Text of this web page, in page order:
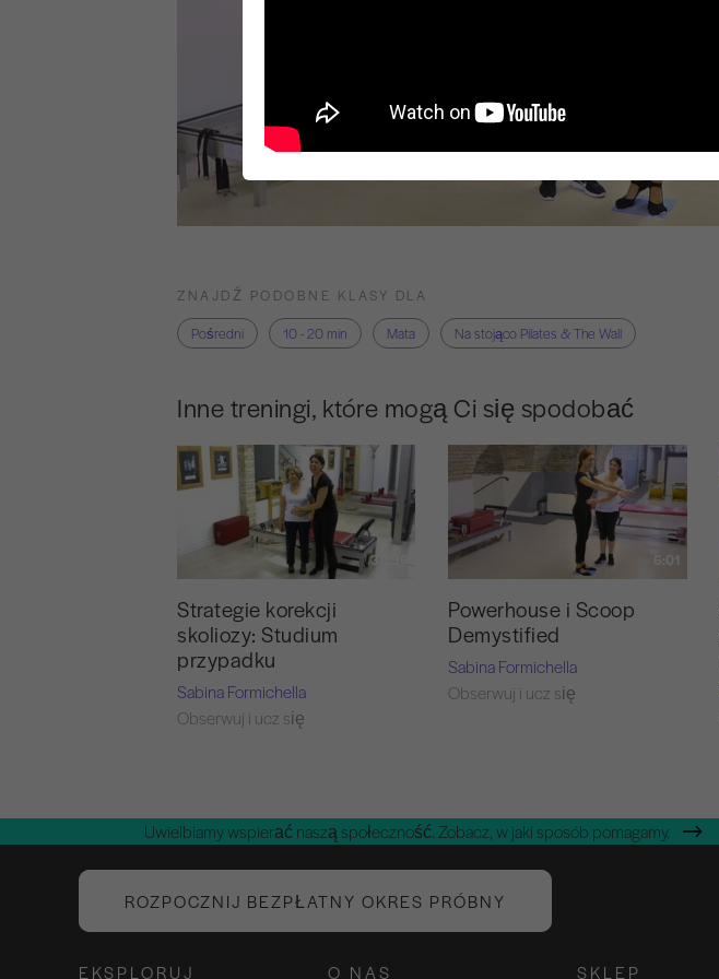
ZNAJDŹ PODOBNE KLASY DLA
Pośredni
10 - 20 min Mata Na stojąco Pilates & The Wall
Inne treningi, które mogą Ci się spodobać
38:36
Strategie korekcji
skoliozy: Studium
przypadku
Sabina Formichella
Obserwuj i ucz się
6:01
Powerhouse i Scoop
Demystified
Sabina Formichella
Obserwuj i ucz się
Uwielbiamy wspierać naszą społeczność. Zobacz, w jaki sposób pomagamy.
ROZPOCZNIJ BEZPŁATNY OKRES PRÓBNY
EKSPLORUJ O NAS SKLEP